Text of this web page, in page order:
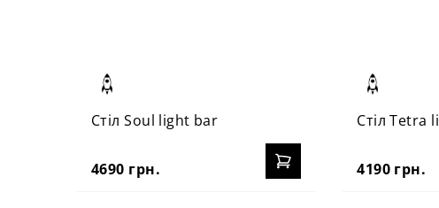
Стіл Soul light bar
4690 грн.
Стіл Tetra
4190 грн.